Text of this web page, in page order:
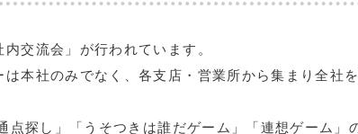
交流会」が行われています。
本社のみでなく、各支店・営業所から集まり全社
点探し」「うそつきは誰だゲーム」「連想ゲーム」